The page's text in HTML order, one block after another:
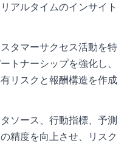
アルタイムのインサイト
タマーサクセス活動を特
トナーシップを強化し、
リスクと報酬構造を作成
ソース、行動指標、予測
精度を向上させ、リスク